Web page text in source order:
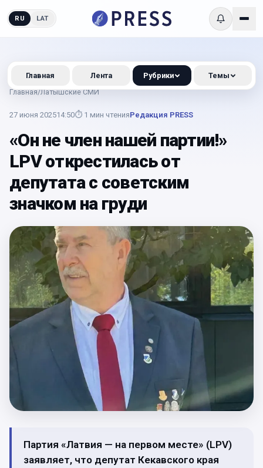
RU LAT
Главная/Латышские СМИ
27 июня 202514:50⏱ 1 мин чтенияРедакция PRESS
«Он не член нашей партии!»
LPV открестилась от
депутата с советским
значком на груди
Партия «Латвия — на первом месте» (LPV)
заявляет, что депутат Кекавского края
Главная Лента Рубрики Темы